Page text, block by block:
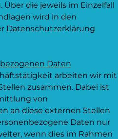
Über die jeweils im Einzelfall
wird in den
Datenschutzerklärung
Daten
arbeiten wir mit
zusammen. Dabei ist
von
an diese externen Stellen
Daten nur
wenn dies im Rahmen